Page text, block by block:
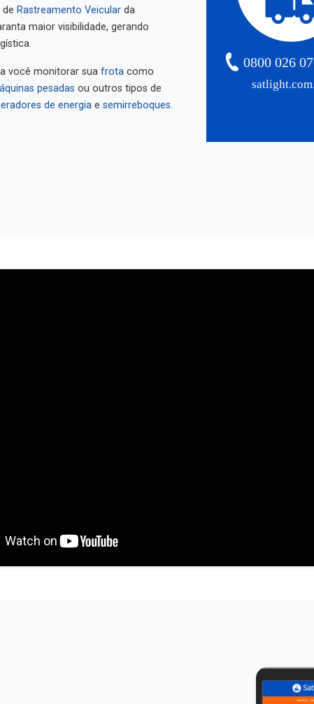
Rastreamento Veicular da
maior visibilidade, gerando
você monitorar sua frota como
pesadas ou outros tipos de
de energia e semirreboques
0800 026